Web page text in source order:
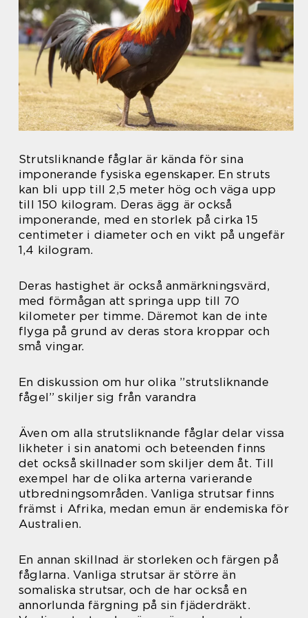
Strutsliknande fåglar är kända för sina
imponerande fysiska egenskaper. En struts
kan bli upp till 2,5 meter hög och väga upp
till 150 kilogram. Deras ägg är också
imponerande, med en storlek på cirka 15
centimeter i diameter och en vikt på ungefär
1,4 kilogram.
Deras hastighet är också anmärkningsvärd,
med förmågan att springa upp till 70
kilometer per timme. Däremot kan de inte
flyga på grund av deras stora kroppar och
små vingar.
En diskussion om hur olika ”strutsliknande
fågel” skiljer sig från varandra
Även om alla strutsliknande fåglar delar vissa
likheter i sin anatomi och beteenden finns
det också skillnader som skiljer dem åt. Till
exempel har de olika arterna varierande
utbredningsområden. Vanliga strutsar finns
främst i Afrika, medan emun är endemiska för
Australien.
En annan skillnad är storleken och färgen på
fåglarna. Vanliga strutsar är större än
somaliska strutsar, och de har också en
annorlunda färgning på sin fjäderdräkt.